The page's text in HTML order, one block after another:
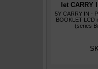
let CARRY
profesionální
herní),
5Y CARRY IN -
BOOKLET LCD
(series